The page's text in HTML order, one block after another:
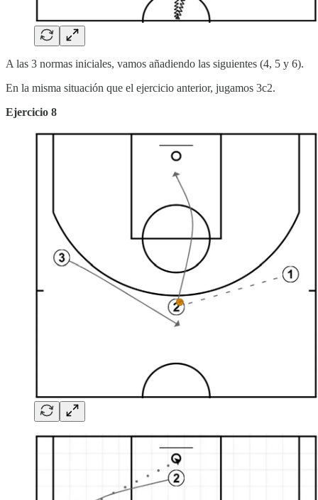
A las 3 normas iniciales, vamos añadiendo las siguientes (4, 5 y 6).
En la misma situación que el ejercicio anterior, jugamos 3c2.
Ejercicio 8